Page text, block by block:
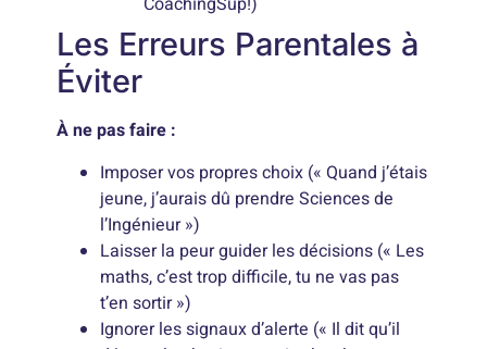
Les Erreurs Parentales à
Éviter
À ne pas faire :
Imposer vos propres choix (« Quand j’étais
jeune, j’aurais dû prendre Sciences de
l’Ingénieur »)
Laisser la peur guider les décisions (« Les
maths, c’est trop difficile, tu ne vas pas
t’en sortir »)
Ignorer les signaux d’alerte (« Il dit qu’il